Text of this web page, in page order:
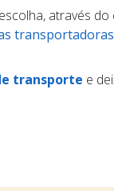
através do
transporte e